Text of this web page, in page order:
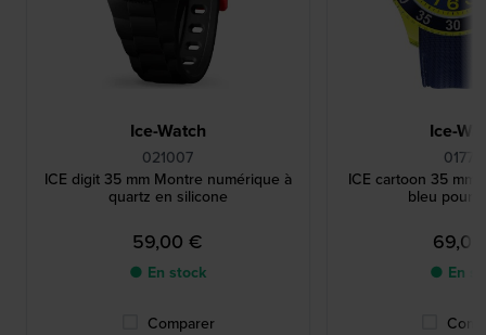
Ice-Watch
021007
ICE digit 35 mm Montre numérique à
quartz en silicone
59,00 €
● En stock
Comparer
Ice-
ICE cartoon 35 mm
bleu pour
● En